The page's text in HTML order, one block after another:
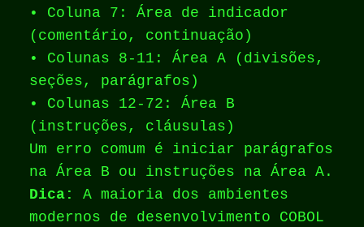
• Coluna 7: Área de indicador
(comentário, continuação)
• Colunas 8-11: Área A (divisões,
seções, parágrafos)
• Colunas 12-72: Área B
(instruções, cláusulas)
Um erro comum é iniciar parágrafos
na Área B ou instruções na Área A.
Dica: A maioria dos ambientes
modernos de desenvolvimento COBOL